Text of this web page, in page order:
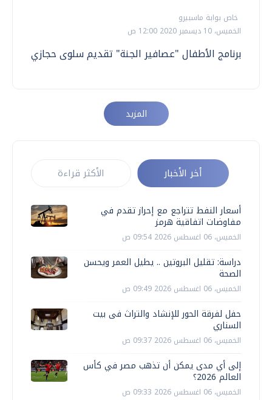
خاص بوابة ماسبيرو
الخميس، 10 ديسمبر 2020 12:00 ص
برنامج الأطفال "عصافير الجنة" تقديم سلوى حجازي
المزيد
أخر الأخبار الأكثر قراءة
أسعار النفط تتراجع مع إحراز تقدم في
مفاوضات اتفاقية هرمز
الخميس، 06 اغسطس 2026 09:54 ص
دراسة: تقليل البروتين .. يطيل العمر ويحسن
الصحة
الخميس، 06 اغسطس 2026 09:49 ص
حفل لفرقة الحور للإنشاد والتراث فى بيت
السناري
الخميس، 06 اغسطس 2026 09:37 ص
إلى أي مدى يمكن أن تذهب مصر في كأس
العالم 2026؟
الخميس، 06 اغسطس 2026 09:33 ص